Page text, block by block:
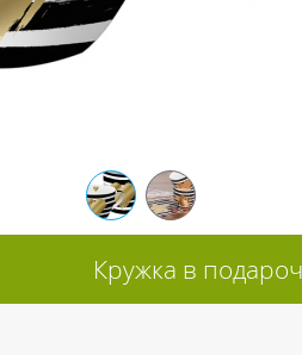
Кружка в